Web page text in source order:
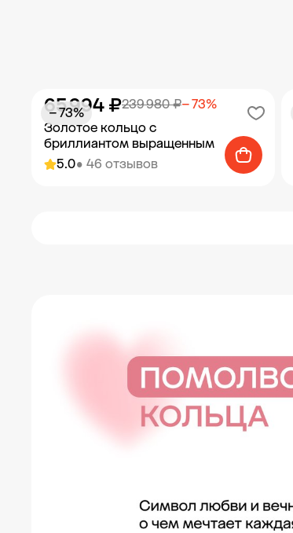
5.0• 46 отзывов
Золотое кольцо с
бриллиантом выращенным
239 980 ₽− 73%
65 994 ₽
− 73%